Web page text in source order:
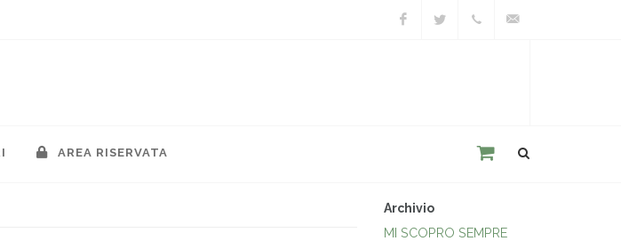
AREA RISERVATA
Archivio
MI SCOPRO SEMPRE